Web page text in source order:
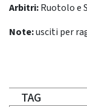
Arbitri:Ruotolo e
Note:usciti per
TAG